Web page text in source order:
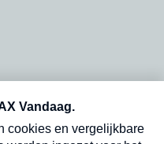
dinsdagochtend in